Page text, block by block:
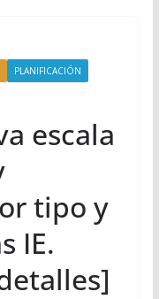
PLANIFICACIÓN
escala
tipo y
IE.